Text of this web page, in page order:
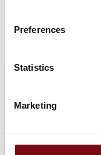
Preferences
Statistics
Marketing